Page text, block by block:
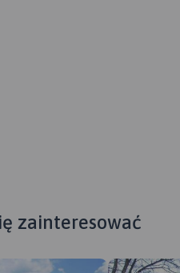
zainteresować